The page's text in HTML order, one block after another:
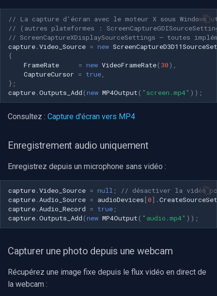
// La capture d'écran avec le moteur X sous Windows
// (autres plateformes :
// ScreenCaptureXDisplaySourceSettings — toutes
capture.Video_Source = new
{
FrameRate
= new VideoFrameRate( 30),
CaptureCursor = true
};
capture.Outputs_Add (new MP4Output ( "screen.mp4" ));
Consultez : Capture d'écran vers MP4
Enregistrement audio uniquement
Enregistrez depuis un microphone sans vidéo :
capture.Video_Source = null ;
// désactiver la vidéo
capture. Audio_Source = audioDevices [0].
capture. Audio_Record = true ;
capture.Outputs_Add (new MP4Output ( "audio.mp4" ));
Capturer une photo depuis une webcam
Récupérez une image fixe depuis le flux vidéo en direct de
la webcam :